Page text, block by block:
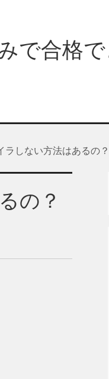
で合格で
しない方法はあるの
の？